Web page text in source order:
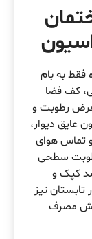
فقط به بام
کف فضا
رطوبت و
عایق دیوار،
تماس هوای
سطحی
کپک و
نیز
مصرف